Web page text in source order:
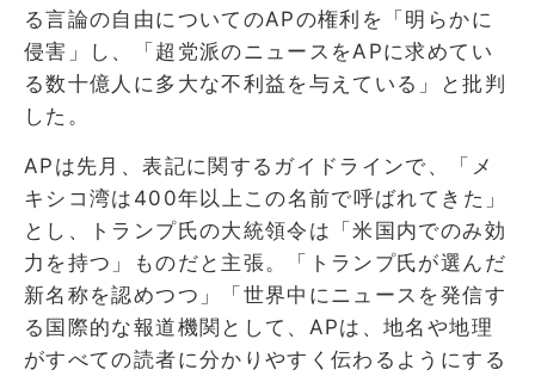
る言論の自由についてのAPの権利を「明らかに
侵害」し、「超党派のニュースをAPに求めてい
る数十億人に多大な不利益を与えている」と批判
した。
APは先月、表記に関するガイドラインで、「メ
キシコ湾は400年以上この名前で呼ばれてきた」
とし、トランプ氏の大統領令は「米国内でのみ効
力を持つ」ものだと主張。「トランプ氏が選んだ
新名称を認めつつ」「世界中にニュースを発信す
る国際的な報道機関として、APは、地名や地理
がすべての読者に分かりやすく伝わるようにする